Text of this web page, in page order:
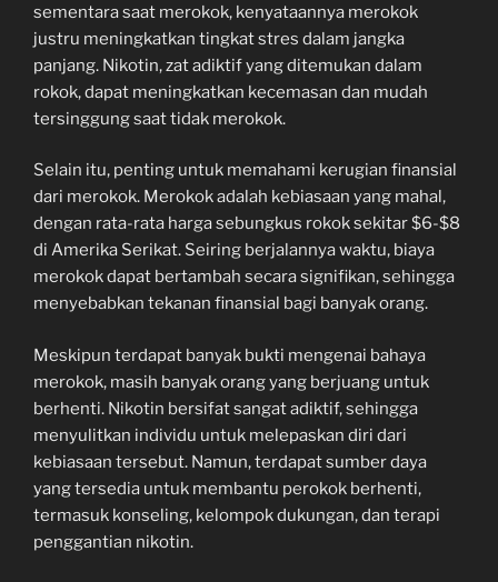
sementara saat merokok, kenyataannya merokok
justru meningkatkan tingkat stres dalam jangka
panjang. Nikotin, zat adiktif yang ditemukan dalam
rokok, dapat meningkatkan kecemasan dan mudah
tersinggung saat tidak merokok.
Selain itu, penting untuk memahami kerugian finansial
dari merokok. Merokok adalah kebiasaan yang mahal,
dengan rata-rata harga sebungkus rokok sekitar $6-$8
di Amerika Serikat. Seiring berjalannya waktu, biaya
merokok dapat bertambah secara signifikan, sehingga
menyebabkan tekanan finansial bagi banyak orang.
Meskipun terdapat banyak bukti mengenai bahaya
merokok, masih banyak orang yang berjuang untuk
berhenti. Nikotin bersifat sangat adiktif, sehingga
menyulitkan individu untuk melepaskan diri dari
kebiasaan tersebut. Namun, terdapat sumber daya
yang tersedia untuk membantu perokok berhenti,
termasuk konseling, kelompok dukungan, dan terapi
penggantian nikotin.